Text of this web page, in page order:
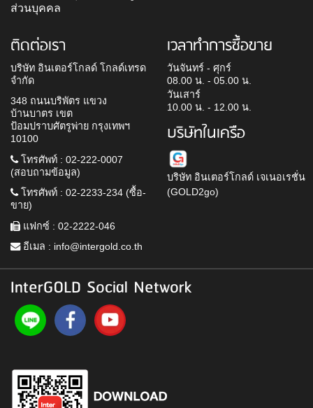
ส่วนบุคคล
ติดต่อเรา
บริษัท อินเตอร์โกลด์ โกลด์เทรด
จำกัด
348 ถนนบริพัตร แขวง
บ้านบาตร เขต
ป้อมปราบศัตรูพ่าย กรุงเทพฯ
10100
โทรศัพท์ : 02-222-0007
(สอบถามข้อมูล)
โทรศัพท์ : 02-2233-234 (ซื้อ-
ขาย)
แฟกซ์ : 02-2222-046
อีเมล : info@intergold.co.th
เวลาทำการซื้อขาย
วันจันทร์ - ศุกร์
08.00 น. - 05.00 น.
วันเสาร์
10.00 น. - 12.00 น.
บริษัทในเครือ
บริษัท อินเตอร์โกลด์ เจเนอเรชั่น
(GOLD2go)
InterGOLD Social Network